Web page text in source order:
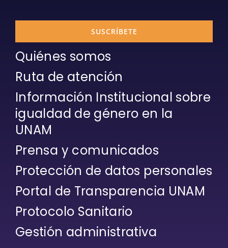
SUSCRÍBETE
Quiénes somos
Ruta de atención
Información Institucional sobre
igualdad de género en la
UNAM
Prensa y comunicados
Protección de datos personales
Portal de Transparencia UNAM
Protocolo Sanitario
Gestión administrativa